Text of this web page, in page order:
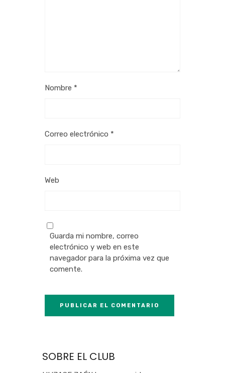
Nombre *
Correo electrónico *
Web
Guarda mi nombre, correo
electrónico y web en este
navegador para la próxima vez que
comente.
SOBRE EL CLUB